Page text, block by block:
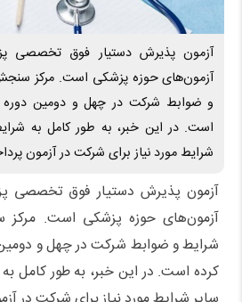
آزمون پذیرش دستیار فوق تخصصی
آزمون‌های حوزه پزشکی است. مرکز
و ضوابط شرکت در چهل و دومین دوره
است. در این خبر، به طور کامل به
شرایط مورد نیاز برای شرکت در آزمون
آزمون پذیرش دستیار فوق تخصصی
آزمون‌های حوزه پزشکی است.
شرایط و ضوابط شرکت در چهل و دومین
کرده است. در این خبر، به طور کامل